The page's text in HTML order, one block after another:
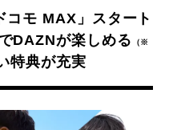
コモ MAX」スタート
DAZNが楽しめる
（※
特典が充実